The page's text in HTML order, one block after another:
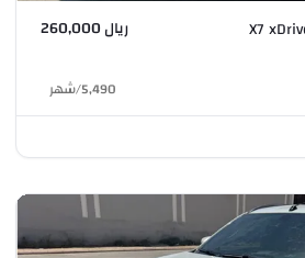
ريال 260,000
5,490
/شهر